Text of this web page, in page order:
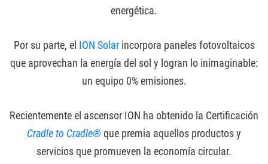
energética.
Por su parte, el ION Solarincorpora paneles fotovoltaicos
que aprovechan la energía del sol y logran lo inimaginable:
un equipo 0% emisiones.
Recientemente el ascensor ION ha obtenido la Certificación
Cradle to Cradle®que premia aquellos productos y
servicios que promueven la economía circular.